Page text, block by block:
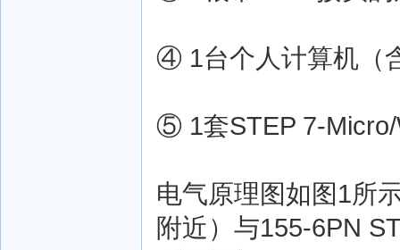
④ 1台个人计算机（
⑤ 1套STEP 7-
电气原理图如图1所
附近）与155-6PN